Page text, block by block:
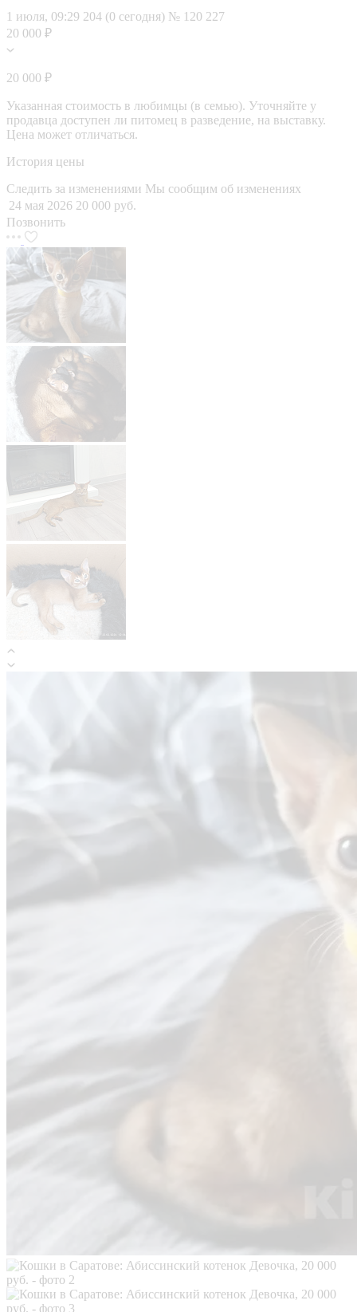
1 июля, 09:29 204 (0 сегодня) № 120 227
20 000 ₽
20 000 ₽
Указанная стоимость в любимцы (в семью). Уточняйте у
продавца доступен ли питомец в разведение, на выставку.
Цена может отличаться.
История цены
Следить за изменениями Мы сообщим об изменениях
24 мая 2026 20 000 руб.
Позвонить